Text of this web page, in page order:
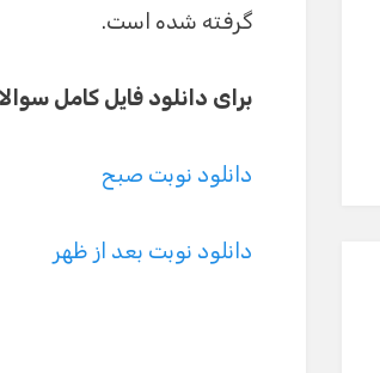
گرفته شده است.
برای دانلود فایل کامل
دانلود نوبت صبح
دانلود نوبت بعد از ظهر